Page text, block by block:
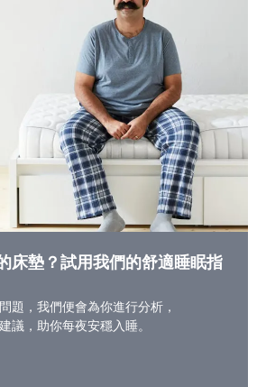
床墊？試用我們的舒適睡眠指
題，我們便會為你進行分析，
議，助你每夜安穩入睡。